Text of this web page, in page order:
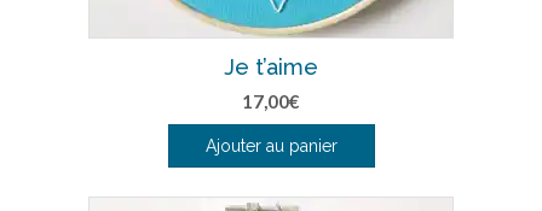
Je t’aime
17,00€
Ajouter au panier